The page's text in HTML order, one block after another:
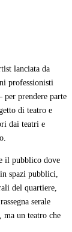
lanciata da
professionisti
prendere parte
di teatro e
dai teatri e
il pubblico dove
spazi pubblici,
del quartiere,
serale
ma un teatro che